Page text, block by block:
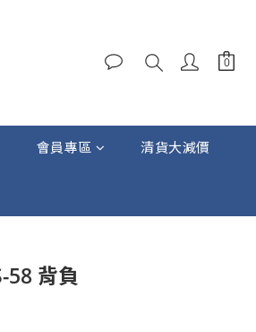
會員專區 清貨大減價
背負